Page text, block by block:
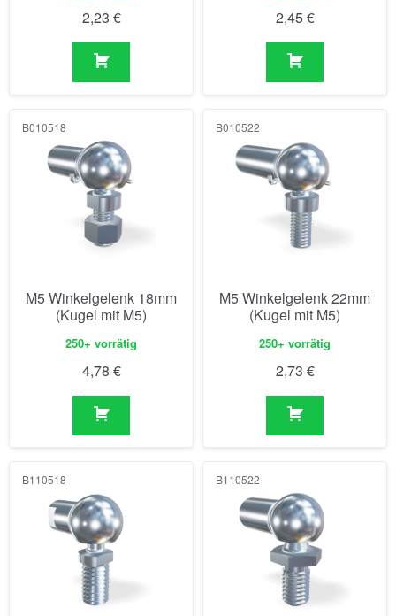
2,23 € 2,45€
B010518
M5 Winkelgelenk 18mm
(Kugel mit M5)
250+ vorrätig
4,78 €
B010522
M5 Winkelgelenk 22mm
(Kugel mit M5)
250+ vorrätig
2,73 €
B110518 B110522